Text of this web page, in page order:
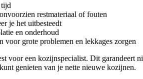
tijd
restmateriaal of fouten
je het uitbesteedt
en onderhoud
grote problemen en lekkages zorgen
voor een kozijnspecialist. Dit garandeert
genieten van je nette nieuwe kozijnen.